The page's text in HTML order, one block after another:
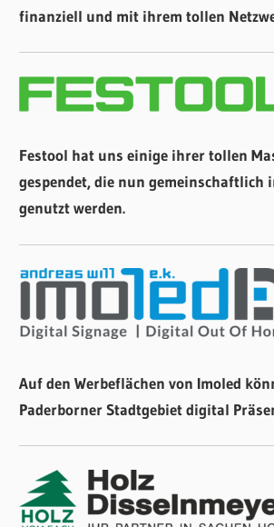
finanziell und mit ihrem tollen
Festool hat uns einige ihrer tollen
gespendet, die nun gemeinschaftlich
genutzt werden.
Auf den Werbeflächen von Imoled
Paderborner Stadtgebiet digital